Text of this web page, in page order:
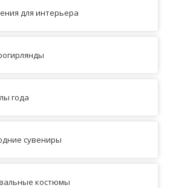
для интерьера
года
сувениры
костюмы